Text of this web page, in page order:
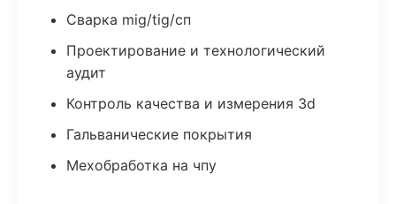
Сварка mig/tig/сп
Проектирование и технологический
аудит
Контроль качества и измерения 3d
Гальванические покрытия
Мехобработка на чпу